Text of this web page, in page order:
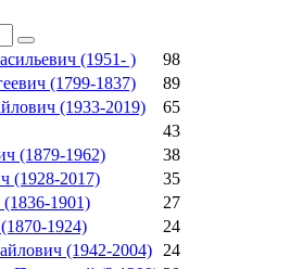
(1951- )
98
(1799-1837)
89
(1933-2019)
65
43
(1879-1962)
38
(1928-2017)
35
1901)
27
1924)
24
(1942-2004)
24